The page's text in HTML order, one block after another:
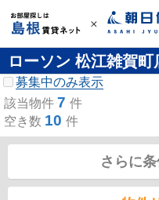
ローソン 松江雑賀
募集中のみ表示
該当物件 7 件
空き数 10 件
さらに